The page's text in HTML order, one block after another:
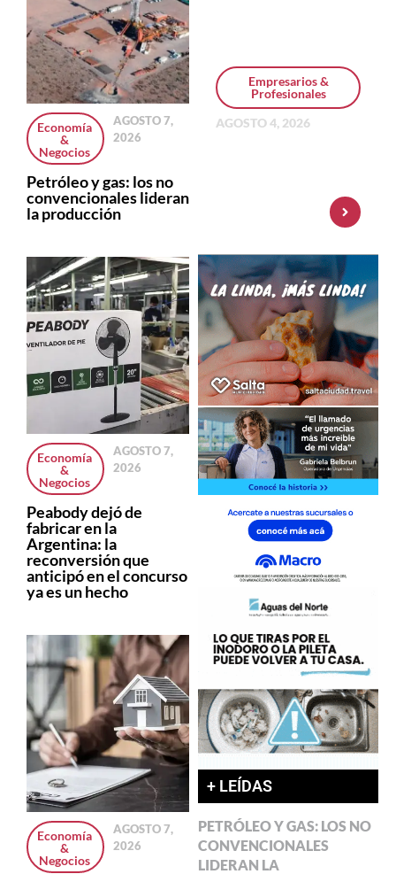
Economía
&
Negocios
AGOSTO 7,
2026
Petróleo y gas: los no
convencionales lideran
la producción
Economía
&
Negocios
AGOSTO 7,
2026
Peabody dejó de
fabricar en la
Argentina: la
reconversión que
anticipó en el concurso
ya es un hecho
Economía
&
Negocios
AGOSTO 7,
2026
Empresarios &
Profesionales
AGOSTO 4, 2026
+ LEÍDAS
PETRÓLEO Y GAS: LOS NO
CONVENCIONALES
LIDERAN LA